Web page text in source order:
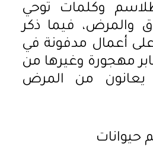
وكلمات توحي
والمرض، فيما ذكر
على أعمال مدفونة في
مهجورة وغيرها من
من المرض